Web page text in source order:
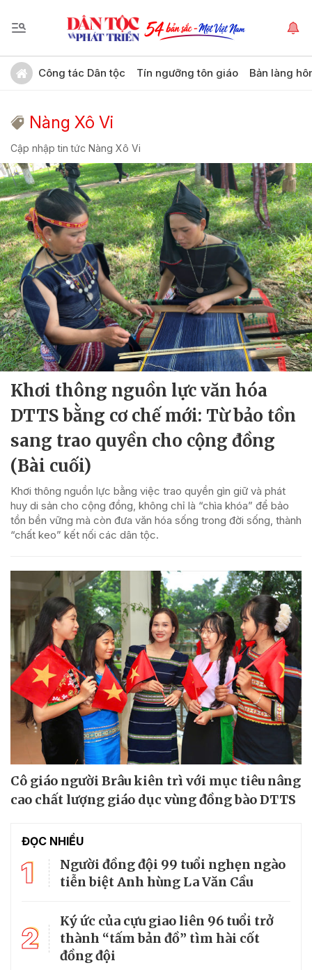
Công tác Dân tộc Tín ngưỡng tôn giáo Bản làng
Nàng Xô Vi
Cập nhập tin tức Nàng Xô Vi
Khơi thông nguồn lực văn hóa
DTTS bằng cơ chế mới: Từ bảo tồn
sang trao quyền cho cộng đồng
(Bài cuối)
Khơi thông nguồn lực bằng việc trao quyền gìn giữ và phát
huy di sản cho cộng đồng, không chỉ là “chìa khóa” để bảo
tồn bền vững mà còn đưa văn hóa sống trong đời sống, thành
“chất keo” kết nối các dân tộc.
Cô giáo người Brâu kiên trì với mục tiêu nâng
cao chất lượng giáo dục vùng đồng bào DTTS
ĐỌC NHIỀU
1
Người đồng đội 99 tuổi nghẹn ngào
tiễn biệt Anh hùng La Văn Cầu
2
Ký ức của cựu giao liên 96 tuổi trở
thành “tấm bản đồ” tìm hài cốt
đồng đội